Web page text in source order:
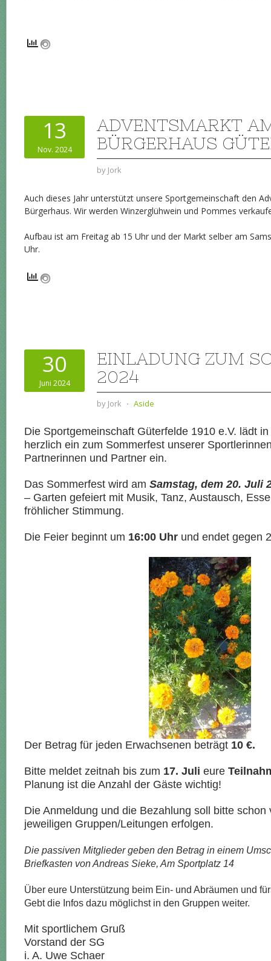
13
Nov. 2024
ADVENTSMARKT
BÜRGERHAUS
by Jork
Auch dieses Jahr unterstützt unsere Sportgemeinschaft den
Bürgerhaus. Wir werden Winzerglühwein und Pommes
Aufbau ist am Freitag ab 15 Uhr und der Markt selber am
Uhr.
30
Juni 2024
EINLADUNG ZUM
2024
by Jork ⋅ Aside
Die Sportgemeinschaft Güterfelde 1910 e.V. lädt
herzlich ein zum Sommerfest unserer
Partnerinnen und Partner ein.
Das Sommerfest wird am Samstag, dem 20. Juli
– Garten gefeiert mit Musik, Tanz, Austausch,
fröhlicher Stimmung.
Die Feier beginnt um 16:00 Uhr und endet gegen
Der Betrag für jeden Erwachsenen beträgt 10 €.
Bitte meldet zeitnah bis zum 17. Juli eure
Planung ist die Anzahl der Gäste wichtig!
Die Anmeldung und die Bezahlung soll bitte schon
jeweiligen Gruppen/Leitungen erfolgen.
Die passiven Mitglieder geben den Betrag in einem
Briefkasten von Andreas Sieke, Am Sportplatz 14
Über eure Unterstützung beim Ein- und Abräumen und
Gebt die Infos dazu möglichst in den Gruppen weiter.
Mit sportlichem Gruß
Vorstand der SG
i. A. Uwe Schaer